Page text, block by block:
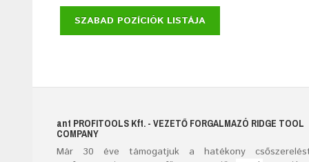
SZABAD POZÍCIÓK LISTÁJA
ant PROFITOOLS Kft. - VEZETŐ FORGALMAZÓ RIDGE TOOL
COMPANY
Már 30éve támogatjuk a hatékony